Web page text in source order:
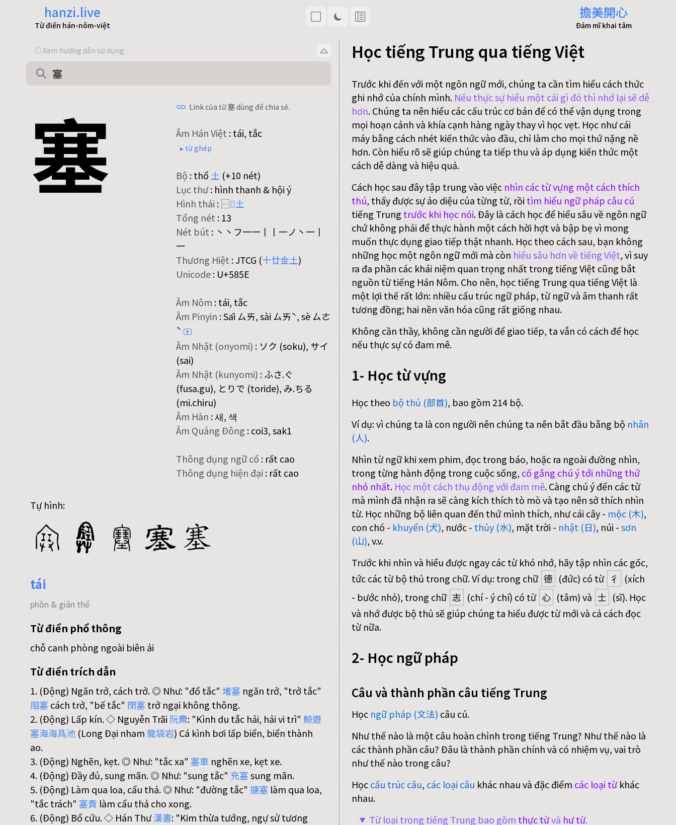
hanzi.live
Từ điển hán-nôm-việt
擔美開心
Đảm mĩ khai tâm
ⓘ Xem hướng dẫn sử dụng.
塞 Link của từ 塞 dùng để chia sẻ.
Âm Hán Việt :tái, tắc
▸ từ ghép
Bộ :thổ 土 (+10 nét)
Lục thư: hình thanh & hội ý
Hình thái :⿱𡨄土
Tổng nét :13
Nét bút : 丶丶フ一一丨丨一ノ丶一丨
一
Thương Hiệt :JTCG (十廿金土)
Unicode: U+585E
Âm Nôm :tái, tắc
Âm Pinyin :Sāi ㄙㄞ, sài ㄙㄞˋ, sè ㄙㄜ
ˋ
Âm Nhật (onyomi) : ソク (soku), サイ
(sai)
Âm Nhật (kunyomi) :ふさ.ぐ
(fusa.gu), とりで (toride), み.ちる
(mi.chiru)
Âm Hàn :새, 색
Âm Quảng Đông :coi3, sak1
Thông dụng ngữ cổ : rất cao
Thông dụng hiện đại : rất cao
Tự hình:
tái
phồn & giản thể
Từ điển phổ thông
chỗ canh phòng ngoài biên ải
Từ điển trích dẫn
1. (Động) Ngăn trở, cách trở. ◎ Như: "đổ tắc" 堵塞 ngăn trở, "trở tắc"
阻塞 cách trở, "bế tắc" 閉塞 trở ngại không thông.
2. (Động) Lấp kín. ◇ Nguyễn Trãi 阮廌: "Kình du tắc hải, hải vi trì" 鯨遊
塞海海爲池 (Long Đại nham龍袋岩) Cá kình bơi lấp biển, biển thành
ao.
3. (Động) Nghẽn, kẹt. ◎ Như: "tắc xa" 塞車 nghẽn xe, kẹt xe.
4. (Động) Đầy đủ, sung mãn. ◎ Như: "sung tắc" 充塞sung mãn.
5. (Động) Làm qua loa, cẩu thả. ◎ Như: "đường tắc" 搪塞 làm qua loa,
"tắc trách" 塞責 làm cẩu thả cho xong.
6. (Động) Bổ cứu. ◇ Hán Thư漢書: "Kim thừa tướng, ngự sử tương
Học tiếng Trung qua tiếng Việt
Trước khi đến với một ngôn ngữ mới, chúng ta cần tìm hiểu cách thức
ghi nhớ của chính mình. Nếu thực sự hiểu một cái gì đó thì nhớ lại sẽ dễ
hơn. Chúng ta nên hiểu các cấu trúc cơ bản để có thể vận dụng trong
mọi hoạn cảnh và khía cạnh hàng ngày thay vì học vẹt. Học như cái
máy bằng cách nhét kiến thức vào đầu, chỉ làm cho mọi thứ nặng nề
hơn. Còn hiểu rõ sẽ giúp chúng ta tiếp thu và áp dụng kiến thức một
cách dễ dàng và hiệu quả.
Cách học sau đây tập trung vào việc nhìn các từ vựng một cách thích
thú, thấy được sự ảo diệu của từng từ, rồi tìm hiểu ngữ pháp câu cú
tiếng Trung trước khi học nói. Đây là cách học để hiểu sâu về ngôn ngữ
chứ không phải để thực hành một cách hời hợt và bập bẹ vì mong
muốn thực dụng giao tiếp thật nhanh. Học theo cách sau, bạn không
những học một ngôn ngữ mới mà còn hiểu sâu hơn về tiếng Việt, vì suy
ra đa phần các khái niệm quan trọng nhất trong tiếng Việt cũng bắt
nguồn từ tiếng Hán Nôm. Cho nên, học tiếng Trung qua tiếng Việt là
một lợi thế rất lớn: nhiều cấu trúc ngữ pháp, từ ngữ và âm thanh rất
tương đồng; hai nền văn hóa cũng rất giống nhau.
Không cần thầy, không cần người để giao tiếp, ta vẫn có cách để học
nếu thực sự có đam mê.
1- Học từ vựng
Học theo bộ thủ (部首), bao gồm 214 bộ.
Ví dụ: vì chúng ta là con người nên chúng ta nên bắt đầu bằng bộ nhân
(人).
Nhìn từ ngữ khi xem phim, đọc trong báo, hoặc ra ngoài đường nhìn,
trong từng hành động trong cuộc sống, cố gắng chú ý tới những thứ
nhỏ nhất. Học một cách thụ động với đam mê. Càng chú ý đến các từ
mà mình đã nhận ra sẽ càng kích thích tò mò và tạo nên sở thích nhìn
từ. Học những bộ liên quan đến thứ mình thích, như cái cây - mộc (木),
con chó - khuyển (犬), nước - thủy (水), mặt trời - nhật (日), núi -sơn
(山), v.v.
Trước khi nhìn và hiểu được ngay các từ khó nhớ, hãy tập nhìn các gốc,
tức các từ bộ thủ trong chữ. Ví dụ: trong chữ 德 (đức) có từ 彳
(xích
- bước nhỏ), trong chữ 志 (chí - ý chí) có từ 心 (tâm) và 士 (sĩ). Học
và nhớ được bộ thủ sẽ giúp chúng ta hiểu được từ mới và cả cách đọc
từ nữa.
2- Học ngữ pháp
Câu và thành phần câu tiếng Trung
Học ngữ pháp (文法) câu cú.
Như thế nào là một câu hoàn chỉnh trong tiếng Trung? Như thế nào là
các thành phần câu? Đâu là thành phần chính và có nhiệm vụ, vai trò
như thế nào trong câu?
Họccấu trúc câu, các loại câu khác nhau và đặc điểm các loại từkhác
nhau.
Từ loại trong tiếng Trung bao gồm thực từvà hư từ.